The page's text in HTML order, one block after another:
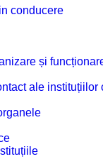
conducere
și
ale